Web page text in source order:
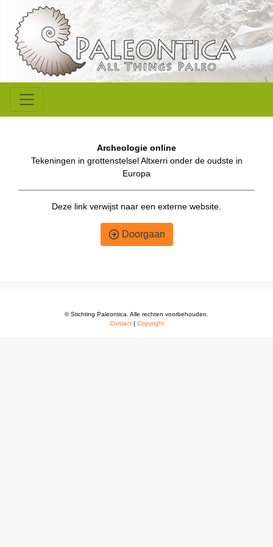
Archeologie online
Tekeningen in grottenstelsel Altxerri onder de oudste in
Europa
Deze link verwijst naar een externe website.
Doorgaan
© Stichting Paleontica. Alle rechten voorbehouden.
Contact| Copyright